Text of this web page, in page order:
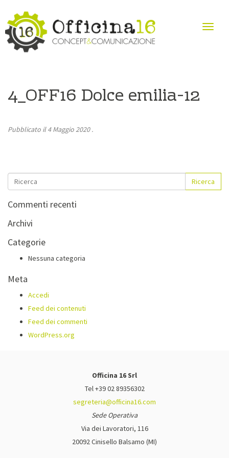
4_OFF16 Dolce emilia-12
Pubblicato il4 Maggio 2020.
Ricerca
Commenti recenti
Archivi
Categorie
Nessuna categoria
Meta
Accedi
Feed dei contenuti
Feed dei commenti
WordPress.org
Officina 16 Srl
Tel +39 02 89356302
segreteria@officina16.com
Sede Operativa
Via dei Lavoratori, 116
20092 Cinisello Balsamo (MI)